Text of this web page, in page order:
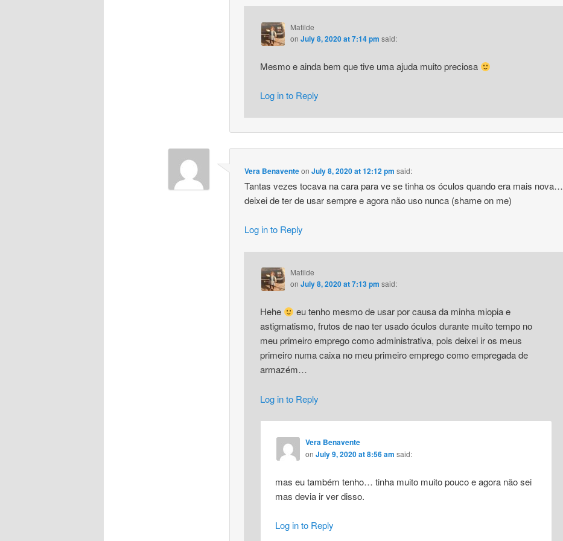
Matilde
on July 8, 2020 at 7:14 pm said:
Mesmo e ainda bem que tive uma ajuda muito preciosa
Log in to Reply
Vera BenaventeonJuly 8, 2020 at 12:12 pm said:
Tantas vezes tocava na cara para ve se tinha os óculos quando era mais nova…
deixei de ter de usar sempre e agora não uso nunca (shame on me)
Log in to Reply
Matilde
on July 8, 2020 at 7:13 pm said:
Hehe
eu tenho mesmo de usar por causa da minha miopia e
astigmatismo, frutos de nao ter usado óculos durante muito tempo no
meu primeiro emprego como administrativa, pois deixei ir os meus
primeiro numa caixa no meu primeiro emprego como empregada de
armazém…
Log in to Reply
Vera Benavente
on July 9, 2020 at 8:56 am said:
mas eu também tenho… tinha muito muito pouco e agora não sei
mas devia ir ver disso.
Log in to Reply